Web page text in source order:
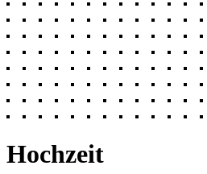
Hochzeit